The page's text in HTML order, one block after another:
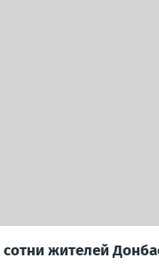
жителей